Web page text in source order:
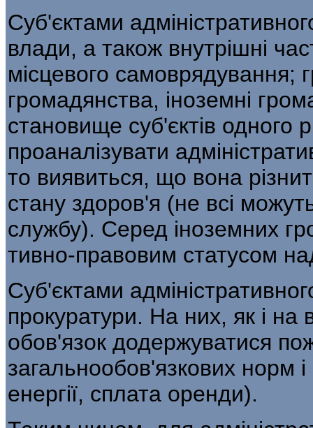
Суб'єктами
влади, а також внутрішні
місцевого самоврядування;
громадянства, іноземні
становище суб'єктів одного
проаналізувати
то виявиться, що вона
стану здоров'я (не всі
службу). Серед іноземних
тивно-правовим статусом
Суб'єктами
прокура­тури. На них, як і на
обов'язок додер­жуватися
загальнообов'язкових норм
енергії, сплата оренди).